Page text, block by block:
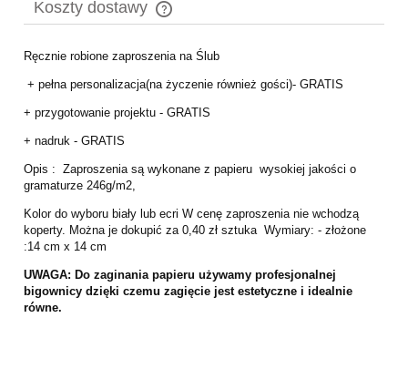
Koszty dostawy
Cena nie zawiera ewentualnych kosztów płatności
Ręcznie robione zaproszenia na Ślub
+ pełna personalizacja(na życzenie również gości)- GRATIS
+ przygotowanie projektu - GRATIS
+ nadruk - GRATIS
Opis : Zaproszenia są wykonane z papieru wysokiej jakości o
gramaturze 246g/m2,
Kolor do wyboru biały lub ecri W cenę zaproszenia nie wchodzą
koperty. Można je dokupić za 0,40 zł sztuka Wymiary: - złożone
:14 cm x 14 cm
UWAGA: Do zaginania papieru używamy profesjonalnej
bigownicy dzięki czemu zagięcie jest estetyczne i idealnie
równe.